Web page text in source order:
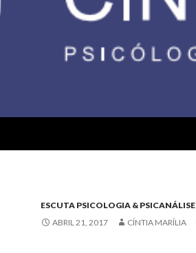
ESCUTA PSICOLOGIA & PSICANÁLISE
ABRIL 21, 2017
CÍNTIA MARÍLIA